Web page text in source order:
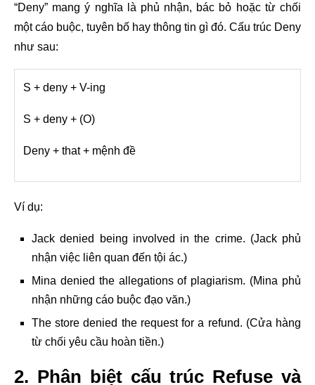
“Deny” mang ý nghĩa là phủ nhận, bác bỏ hoặc từ chối
một cáo buộc, tuyên bố hay thông tin gì đó. Cấu trúc Deny
như sau:
S + deny + V-ing
S + deny + (O)
Deny + that + mệnh đề
Ví dụ:
Jack denied being involved in the crime. (Jack phủ
nhận việc liên quan đến tội ác.)
Mina denied the allegations of plagiarism. (Mina phủ
nhận những cáo buộc đạo văn.)
The store denied the request for a refund. (Cửa hàng
từ chối yêu cầu hoàn tiền.)
2. Phân biệt cấu trúc Refuse và